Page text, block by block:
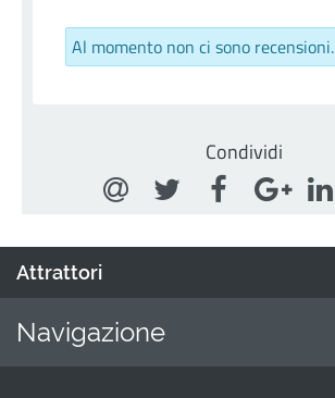
Al momento non ci sono recensioni.
Condividi
Attrattori
Navigazione